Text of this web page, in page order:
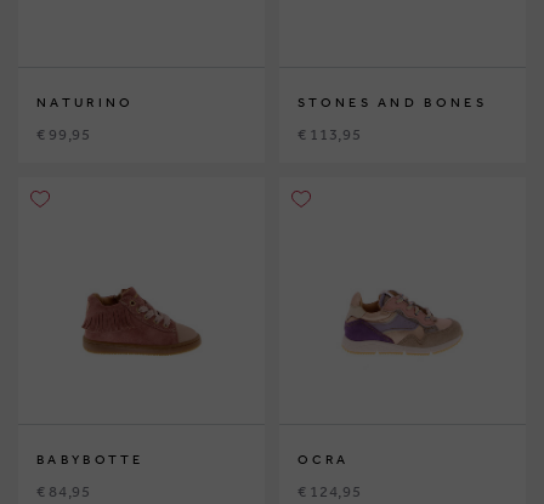
NATURINO
€ 99,95
STONES AND BONES
€ 113,95
BABYBOTTE
€ 84,95
OCRA
€ 124,95